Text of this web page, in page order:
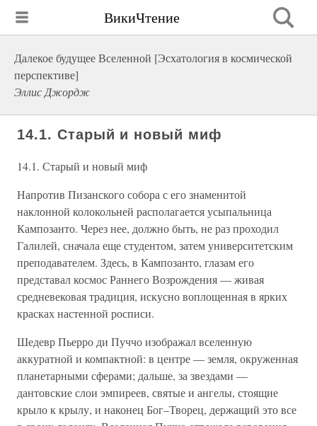
ВикиЧтение
Далекое будущее Вселенной [Эсхатология в космической
перспективе]
Эллис Джордж
14.1. Старый и новый миф
14.1. Старый и новый миф
Напротив Пизанского собора с его знаменитой
наклонной колокольней располагается усыпальница
Кампозанто. Через нее, должно быть, не раз проходил
Галилей, сначала еще студентом, затем университетским
преподавателем. Здесь, в Кампозанто, глазам его
представал космос Раннего Возрождения — живая
средневековая традиция, искусно воплощенная в ярких
красках настенной росписи.
Шедевр Пьерро ди Пуччо изображал вселенную
аккуратной и компактной: в центре — земля, окруженная
планетарными сферами; дальше, за звездами —
дантовские слои эмпиреев, святые и ангелы, стоящие
крыло к крылу, и наконец Бог–Творец, держащий это все